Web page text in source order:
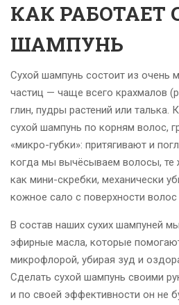
КАК РАБОТАЕТ
ШАМПУНЬ
Сухой шампунь состоит из очень
частиц — чаще всего крахмалов
глин, пудры растений или
сухой шампунь по корням волос,
«микро-губки»: притягивают и
когда мы вычёсываем волосы, те
как мини-скребки, механически
кожное сало с поверхности
В состав наших сухих шампуней
эфирные масла, которые
микрофлорой, убирая зуд и
Сделать сухой шампунь своими
и по своей эффективности он не